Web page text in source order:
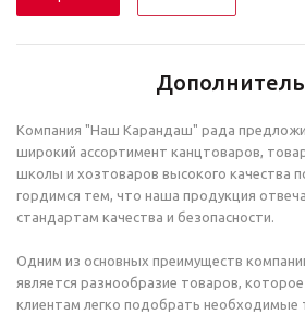
Компания "Наш Карандаш" рада
широкий ассортимент канцтоваров,
школы и хозтоваров высокого качества
гордимся тем, что наша продукция
стандартам качества и безопасности.
Одним из основных преимуществ
является разнообразие товаров,
клиентам легко подобрать